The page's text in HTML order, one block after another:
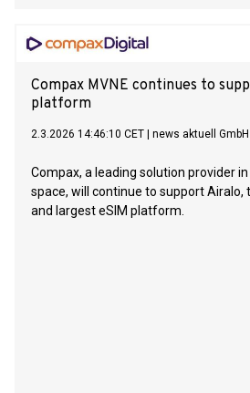
Compax MVNE continues to
platform
2.3.2026 14:46:10 CET news aktuell GmbH
Compax, a leading solution provider
space, will continue to support Airalo,
and largest eSIM platform.